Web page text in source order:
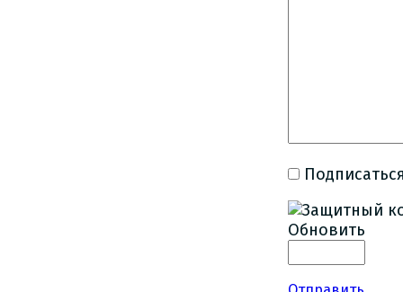
Обновить